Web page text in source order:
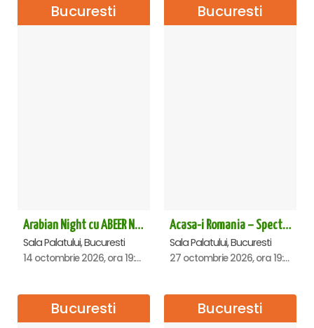
Bucuresti
Arabian Night cu ABEER NEHME – Concert extraordinar la Sala Palatului
Sala Palatului, Bucuresti
14 octombrie 2026, ora 19:00
Bucuresti
Acasa-i Romania – Spectacol
Sala Palatului, Bucuresti
27 octombrie 2026, ora 19:00
Bucuresti Bucuresti